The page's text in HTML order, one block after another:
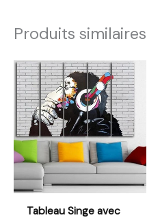
Produits similaires
Tableau Singe avec
Plage
de
prix :
33,99€
à
278,99€